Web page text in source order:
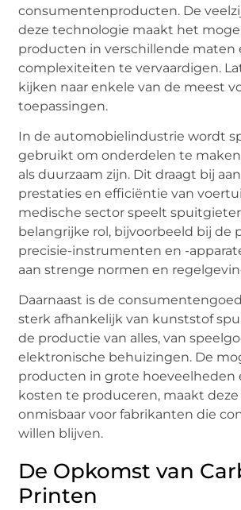
consumentenproducten. De
deze technologie maakt het
producten in verschillende maten
complexiteiten te vervaardigen.
kijken naar enkele van de meest
toepassingen.
In de automobielindustrie wordt
gebruikt om onderdelen te
als duurzaam zijn. Dit draagt bij
prestaties en efficiëntie van
medische sector speelt
belangrijke rol, bijvoorbeeld bij de
precisie-instrumenten en -
aan strenge normen en
Daarnaast is de
sterk afhankelijk van kunststof
de productie van alles, van
elektronische behuizingen. De
producten in grote hoeveelheden
kosten te produceren, maakt
onmisbaar voor fabrikanten die
willen blijven.
De Opkomst van
Printen